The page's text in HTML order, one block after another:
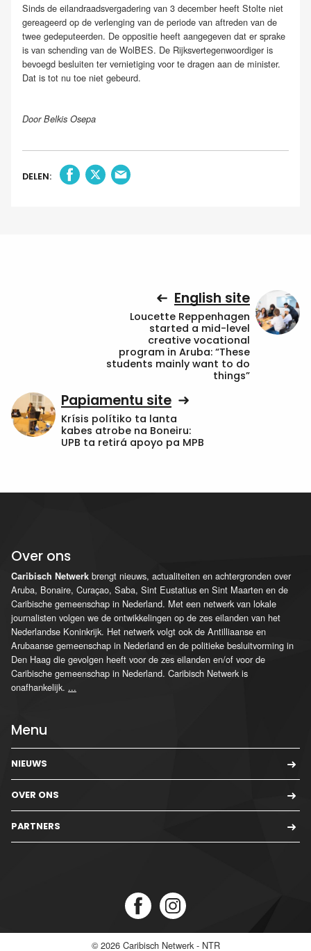
Sinds de eilandraadsvergadering van 3 december heeft Stolte niet
gereageerd op de verlenging van de periode van aftreden van de
twee gedeputeerden. De oppositie heeft aangegeven dat er sprake
is van schending van de WolBES. De Rijksvertegenwoordiger is
bevoegd besluiten ter vernietiging voor te dragen aan de minister.
Dat is tot nu toe niet gebeurd.
Door Belkis Osepa
DELEN:
English site
Loucette Reppenhagen
started a mid-level
creative vocational
program in Aruba: “These
students mainly want to do
things”
Papiamentu site
Krísis polítiko ta lanta
kabes atrobe na Boneiru:
UPB ta retirá apoyo pa MPB
Over ons
Caribisch Netwerk brengt nieuws, actualiteiten en achtergronden over
Aruba, Bonaire, Curaçao, Saba, Sint Eustatius en Sint Maarten en de
Caribische gemeenschap in Nederland. Met een netwerk van lokale
journalisten volgen we de ontwikkelingen op de zes eilanden van het
Nederlandse Koninkrijk. Het netwerk volgt ook de Antilliaanse en
Arubaanse gemeenschap in Nederland en de politieke besluitvorming in
Den Haag die gevolgen heeft voor de zes eilanden en/of voor de
Caribische gemeenschap in Nederland. Caribisch Netwerk is
onafhankelijk. ...
Menu
NIEUWS
OVER ONS
PARTNERS
© 2026 Caribisch Netwerk - NTR